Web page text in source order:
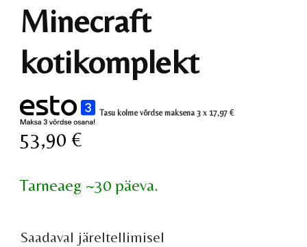
Minecraft
kotikomplekt
Tasu kolme võrdse maksena 3 x 17,97 €
53,90 €
Tarneaeg ~30 päeva.
Saadaval järeltellimisel